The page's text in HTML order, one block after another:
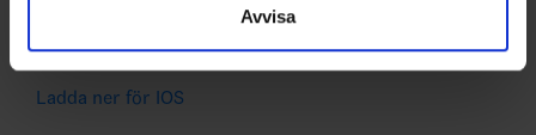
Avvisa
Ladda ner för Android
Ladda ner för IOS